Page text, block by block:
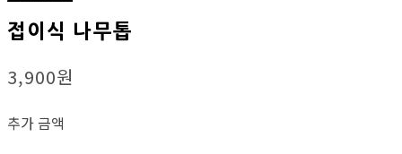
접이식 나무톱
3,900원
추가 금액